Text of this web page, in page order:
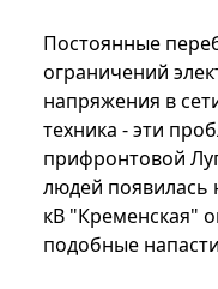
Постоянные
ограничений
напряжения в
техника - эти
прифронтовой
людей появилась
кВ "Кременская"
подобные